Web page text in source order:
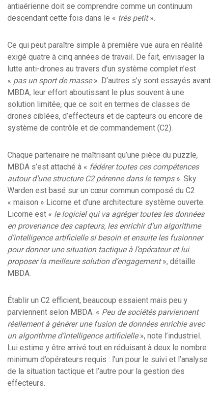
antiaérienne doit se comprendre comme un continuum
descendant cette fois dans le « très petit».
Ce qui peut paraître simple à première vue aura en réalité
exigé quatre à cinq années de travail. De fait, envisager la
lutte anti-drones au travers d’un système complet n’est
« pas un sport de masse». D’autres s’y sont essayés avant
MBDA, leur effort aboutissant le plus souvent à une
solution limitée, que ce soit en termes de classes de
drones ciblées, d’effecteurs et de capteurs ou encore de
système de contrôle et de commandement (C2).
Chaque partenaire ne maîtrisant qu’une pièce du puzzle,
MBDA s’est attaché à « fédérer toutes ces compétences
autour d’une structure C2 pérenne dans le temps ». Sky
Warden est basé sur un cœur commun composé du C2
« maison » Licorne et d’une architecture système ouverte.
Licorne est « le logiciel qui va agréger toutes les données
en provenance des capteurs, les enrichir d’un algorithme
d’intelligence artificielle si besoin et ensuite les fusionner
pour donner une situation tactique à l’opérateur et lui
proposer la meilleure solution d’engagement», détaille
MBDA.
Établir un C2 efficient, beaucoup essaient mais peu y
parviennent selon MBDA. « Peu de sociétés parviennent
réellement à générer une fusion de données enrichie avec
un algorithme d’intelligence artificielle», note l’industriel.
Lui estime y être arrivé tout en réduisant à deux le nombre
minimum d’opérateurs requis : l’un pour le suivi et l’analyse
de la situation tactique et l’autre pour la gestion des
effecteurs.